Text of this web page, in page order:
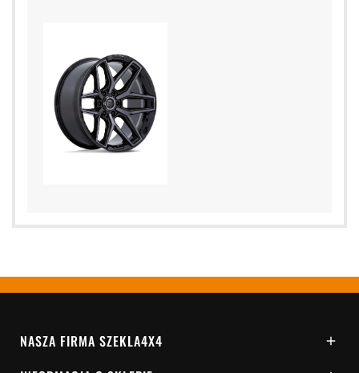
NASZA FIRMA SZEKLA4X4 